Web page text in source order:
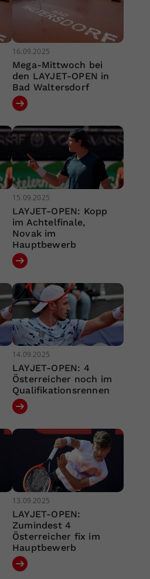
16.09.2025
Mega-Mittwoch bei
den LAYJET-OPEN in
Bad Waltersdorf
15.09.2025
LAYJET-OPEN: Kopp
im Achtelfinale,
Novak im
Hauptbewerb
14.09.2025
LAYJET-OPEN: 4
Österreicher noch im
Qualifikationsrennen
13.09.2025
LAYJET-OPEN:
Zumindest 4
Österreicher fix im
Hauptbewerb